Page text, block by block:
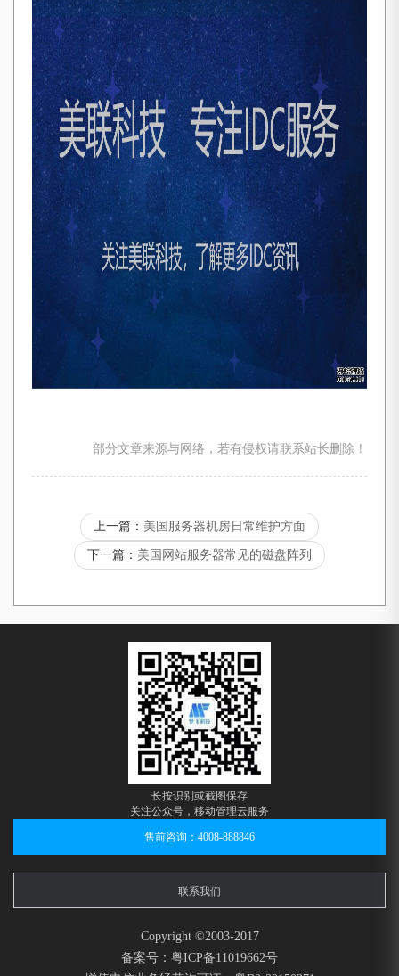
部分文章来源与网络，若有侵权请联系站长删除！
上一篇： 美国服务器机房日常维护方面
下一篇： 美国网站服务器常见的磁盘阵列
长按识别或截图保存
关注公众号，移动管理云服务
售前咨询：4008-888846
联系我们
Copyright ©2003-2017
备案号：粤ICP备11019662号